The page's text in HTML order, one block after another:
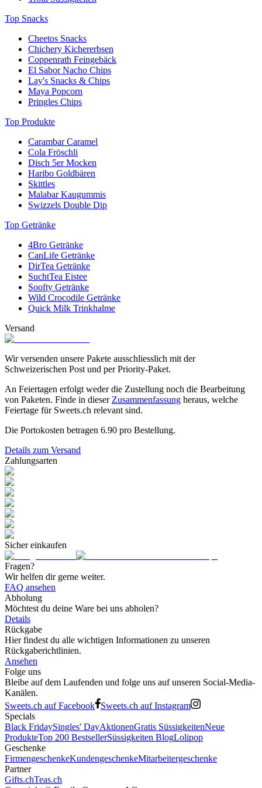
Top Snacks
Cheetos Snacks
Chichery Kichererbsen
Coppenrath Feingebäck
El Sabor Nacho Chips
Lay's Snacks & Chips
Maya Popcorn
Pringles Chips
Top Produkte
Carambar Caramel
Cola Fröschli
Disch 5er Mocken
Haribo Goldbären
Skittles
Malabar Kaugummis
Swizzels Double Dip
Top Getränke
4Bro Getränke
CanLife Getränke
DirTea Getränke
SuchtTea Eistee
Soofty Getränke
Wild Crocodile Getränke
Quick Milk Trinkhalme
Versand
Wir versenden unsere Pakete ausschliesslich mit der
Schweizerischen Post und per Priority-Paket.
An Feiertagen erfolgt weder die Zustellung noch die Bearbeitung
von Paketen. Finde in dieser Zusammenfassung heraus, welche
Feiertage für Sweets.ch relevant sind.
Die Portokosten betragen 6.90 pro Bestellung.
Details zum Versand
Zahlungsarten
Sicher einkaufen
Fragen?
Wir helfen dir gerne weiter.
FAQ ansehen
Abholung
Möchtest du deine Ware bei uns abholen?
Details
Rückgabe
Hier findest du alle wichtigen Informationen zu unseren
Rückgaberichtlinien.
Ansehen
Folge uns
Bleibe auf dem Laufenden und folge uns auf unseren Social-Media-
Kanälen.
Sweets.ch auf Facebook
Sweets.ch auf Instagram
Specials
Black FridaySingles' DayAktionenGratis SüssigkeitenNeue
ProdukteTop 200 BestsellerSüssigkeiten BlogLolipop
Geschenke
FirmengeschenkeKundengeschenkeMitarbeitergeschenke
Partner
Gifts.chTeas.ch